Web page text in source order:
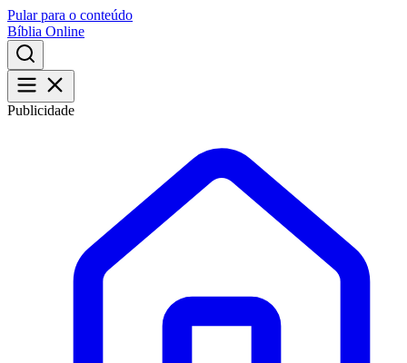
Pular para o conteúdo
Bíblia Online
Publicidade